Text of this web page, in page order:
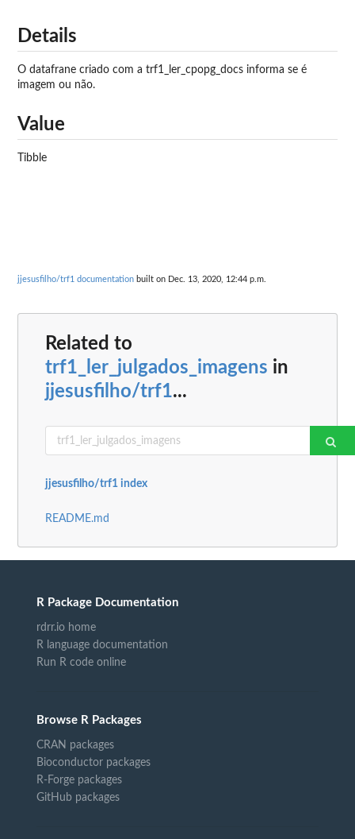
Details
O datafrane criado com a trf1_ler_cpopg_docs informa se é
imagem ou não.
Value
Tibble
jjesusfilho/trf1 documentation built on Dec. 13, 2020, 12:44 p.m.
Related to
trf1_ler_julgados_imagens in
jjesusfilho/trf1...
jjesusfilho/trf1 index
README.md
R Package Documentation
rdrr.io home
R language documentation
Run R code online
Browse R Packages
CRAN packages
Bioconductor packages
R-Forge packages
GitHub packages